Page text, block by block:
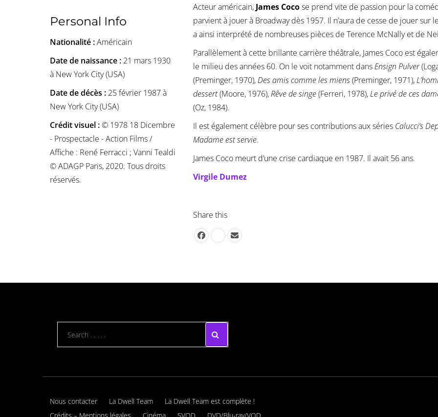
Personal Info
Nationalité :Américain
Date de naissance : 21 mars 1930
à New York City (USA)
Date de décès : 25 février 1987 à
New York City (USA)
Crédit visuel :© 1978 18 Dicembre
- Prospectacle - Action Films /
Affiche : René Ferracci ; Vanni Tealdi
© ADAGP Paris, 2020. Tous droits
réservés.
Acteur américain, James Cocose prend vite de passion pour la
parvient à jouer à Broadway dès 1957. Il n’aura de cesse de jouer sur
a ainsi interprété de nombreuses pièces de Terence McNally et de
Parallèlement à cette brillante carrière théâtrale, James Coco est
le milieu des années 60. On le voit notamment dansEnsign Pulver
(Preminger, 1970),Des amis comme les miens(Preminger, 1971),
dessert(Moore, 1976),Rêve de singe(Ferreri, 1978),Le privé de ces
(Oz, 1984).
Il est également célèbre pour ses contributions aux séries Calucci’s
Madame est servie.
James Coco meurt d’une crise cardiaque en 1987. Il avait 56 ans.
Virgile Dumez
Share this
Nous contacter La Dwell Team
La Dwell Team est complète !